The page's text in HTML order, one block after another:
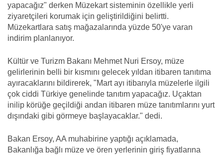
yapacağız" derken Müzekart sisteminin özellikle yerli
ziyaretçileri korumak için geliştirildiğini belirtti.
Müzekartlara satış mağazalarında yüzde 50'ye varan
indirim planlanıyor.
Kültür ve Turizm Bakanı Mehmet Nuri Ersoy, müze
gelirlerinin belli bir kısmını gelecek yıldan itibaren tanıtıma
ayıracaklarını bildirerek, "Mart ayı itibarıyla müzelerle ilgili
çok ciddi Türkiye genelinde tanıtım yapacağız. Uçaktan
inilip körüğe geçildiği andan itibaren müze tanıtımlarını yurt
dışındaki gibi görmeye başlayacaklar." dedi.
Bakan Ersoy, AA muhabirine yaptığı açıklamada,
Bakanlığa bağlı müze ve ören yerlerinin giriş fiyatlarına